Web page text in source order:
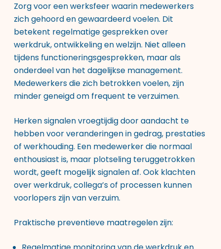
Zorg voor een werksfeer waarin medewerkers
zich gehoord en gewaardeerd voelen. Dit
betekent regelmatige gesprekken over
werkdruk, ontwikkeling en welzijn. Niet alleen
tijdens functioneringsgesprekken, maar als
onderdeel van het dagelijkse management.
Medewerkers die zich betrokken voelen, zijn
minder geneigd om frequent te verzuimen.
Herken signalen vroegtijdig door aandacht te
hebben voor veranderingen in gedrag, prestaties
of werkhouding. Een medewerker die normaal
enthousiast is, maar plotseling teruggetrokken
wordt, geeft mogelijk signalen af. Ook klachten
over werkdruk, collega’s of processen kunnen
voorlopers zijn van verzuim.
Praktische preventieve maatregelen zijn: